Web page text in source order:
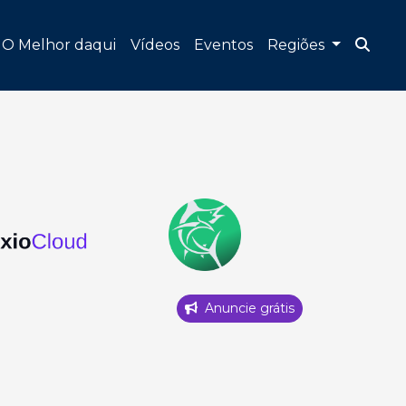
O Melhor daqui Vídeos Eventos Regiões
Anuncie grátis